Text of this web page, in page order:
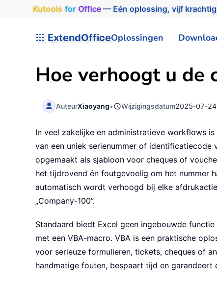
Kutools for Office— Eén oplossing, vijf
ExtendOfficeOplossingen
Hoe verhoogt u de
AuteurXiaoyang• Wijzigingsdatum2025-07-24
In veel zakelijke en administratieve workflows
van een uniek serienummer of
opgemaakt als sjabloon voor cheques of
het tijdrovend én foutgevoelig om het nummer
automatisch wordt verhoogd bij elke
„Company-100”.
Standaard biedt Excel geen ingebouwde
met een VBA-macro. VBA is een praktische
voor serieuze formulieren, tickets, cheques of
handmatige fouten, bespaart tijd en